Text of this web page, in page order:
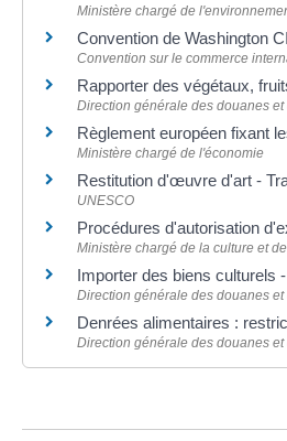
Ministère chargé de
Convention de Washington
Convention sur le commerce
Rapporter des végétaux,
Direction générale des douanes
Règlement européen fixant
Ministère chargé de l'économie
Restitution d'œuvre d'art -
UNESCO
Procédures d'autorisation
Ministère chargé de la culture et
Importer des biens culturels
Direction générale des douanes
Denrées alimentaires :
Direction générale des douanes